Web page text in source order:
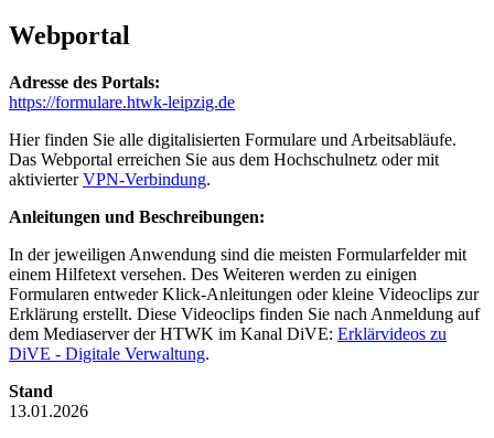
Webportal
Adresse des Portals:
https://formulare.htwk-leipzig.de
Hier finden Sie alle digitalisierten Formulare und Arbeitsabläufe.
Das Webportal erreichen Sie aus dem Hochschulnetz oder mit
aktivierterVPN-Verbindung.
Anleitungen und Beschreibungen:
In der jeweiligen Anwendung sind die meisten Formularfelder mit
einem Hilfetext versehen. Des Weiteren werden zu einigen
Formularen entweder Klick-Anleitungen oder kleine Videoclips zur
Erklärung erstellt. Diese Videoclips finden Sie nach Anmeldung auf
dem Mediaserver der HTWK im Kanal DiVE: Erklärvideos zu
DiVE - Digitale Verwaltung.
Stand
13.01.2026